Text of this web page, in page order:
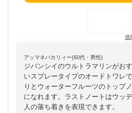
価
アッマネバカリィー(60代・男性)
ジバンシイのウルトラマリンがお
いスプレータイプのオードトワレ
りとウォーターフルーツのトップ
になれます。ラストノートはウッ
人の落ち着きを表現できます。